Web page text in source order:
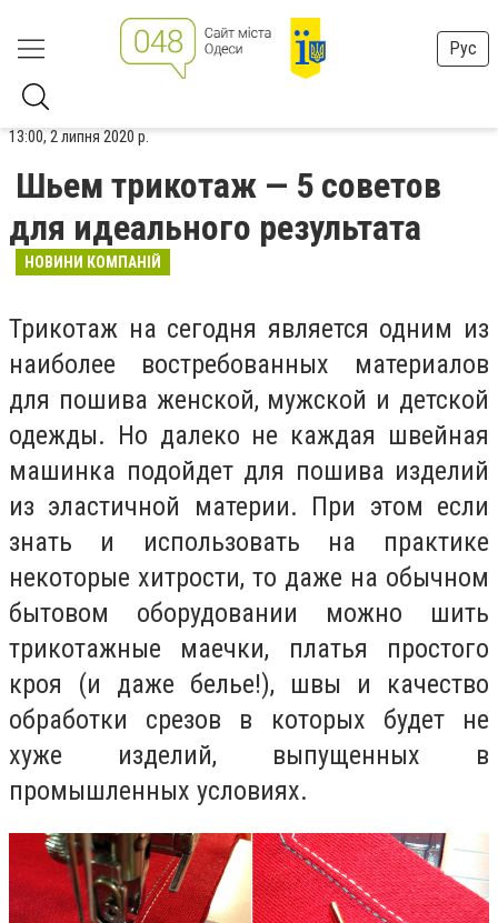
Рус
13:00, 2 липня 2020 р.
Шьем трикотаж — 5 советов
для идеального результата
НОВИНИ КОМПАНІЙ
Трикотаж на сегодня является одним из
наиболее востребованных материалов
для пошива женской, мужской и детской
одежды. Но далеко не каждая швейная
машинка подойдет для пошива изделий
из эластичной материи. При этом если
знать и использовать на практике
некоторые хитрости, то даже на обычном
бытовом оборудовании можно шить
трикотажные маечки, платья простого
кроя (и даже белье!), швы и качество
обработки срезов в которых будет не
хуже изделий, выпущенных в
промышленных условиях.